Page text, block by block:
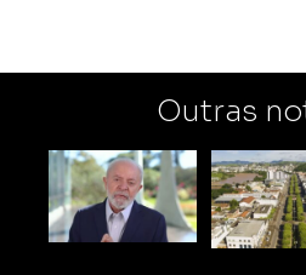
Outras